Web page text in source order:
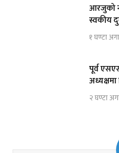
आरजुको
स्वकीय
१ घण्टा
पूर्व
अध्यक्षमा
२ घण्टा